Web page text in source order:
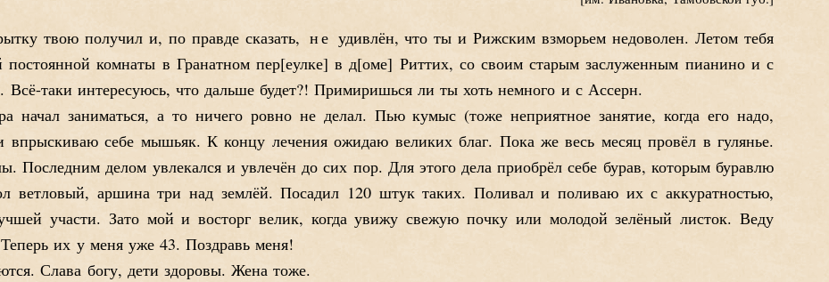
твою получил и, по правде сказать, не удивлён, что ты и Рижским взморьем недоволен. Летом тебя
комнаты в Гранатном пер еулке в д оме Риттих, со своим старым заслуженным пианино и с
таки интересуюсь, что дальше будет?! Примиришься ли ты хоть немного и с Ассерн.
заниматься, а то ничего ровно не делал. Пью кумыс (тоже неприятное занятие, когда его надо,
себе мышьяк. К концу лечения ожидаю великих благ. Пока же весь месяц провёл в гулянье.
Последним делом увлекался и увлечён до сих пор. Для этого дела приобрёл себе бурав, которым буравлю
ветловый, аршина три над землёй. Посадил 120 штук таких. Поливал и поливаю их с аккуратностью,
участи. Зато мой и восторг велик, когда увижу свежую почку или молодой зелёный листок. Веду
их у меня уже 43. Поздравь меня!
Слава богу, дети здоровы. Жена тоже.